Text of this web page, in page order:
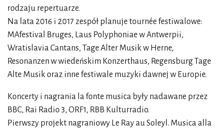
rodzaju repertuarze.
Na lata 2016 i 2017 zespół planuje tournée festiwalowe:
MAfestival Bruges, Laus Polyphoniae w Antwerpii,
Wratislavia Cantans, Tage Alter Musik w Herne,
Resonanzen w wiedeńskim Konzerthaus, Regensburg Tage
Alte Musik oraz inne festiwale muzyki dawnej w Europie.
Koncerty i nagrania la fonte musica były nadawane przez
BBC, Rai Radio 3, ORF1, RBB Kulturradio.
Pierwszy projekt nagraniowy Le Ray au Soleyl. Musica alla